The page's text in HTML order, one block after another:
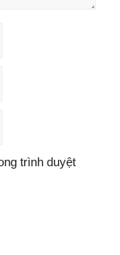
trình duyệt